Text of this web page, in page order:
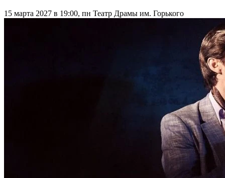
15 марта 2027 в 19:00, пн Театр Драмы им. Горького